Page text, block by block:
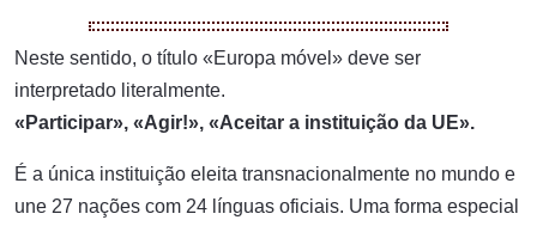
Neste sentido, o título «Europa móvel» deve ser
interpretado literalmente.
«Participar», «Agir!», «Aceitar a instituição da UE».
É a única instituição eleita transnacionalmente no mundo e
une 27 nações com 24 línguas oficiais. Uma forma especial